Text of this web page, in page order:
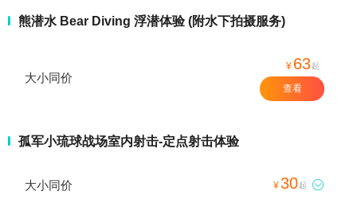
熊潜水 Bear Diving 浮潜体验 (附水下拍摄服务)
大小同价
¥ 63起
查看
孤军小琉球战场室内射击-定点射击体验
大小同价 ¥30起 